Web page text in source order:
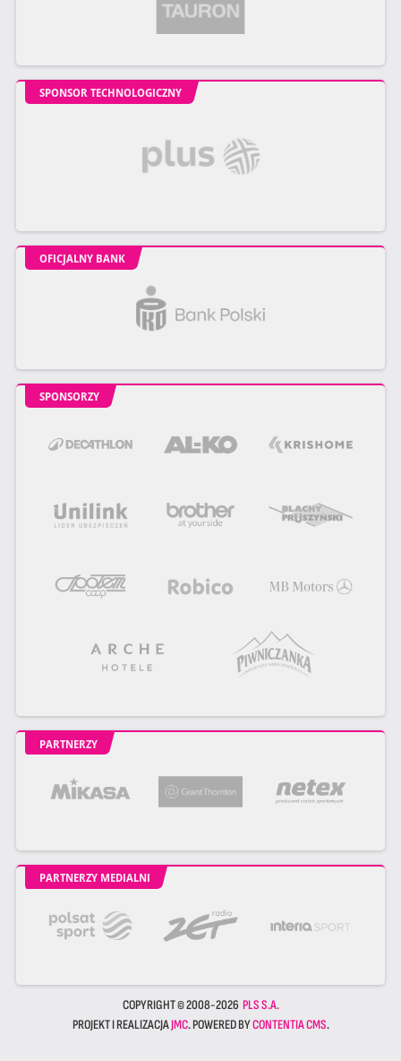
SPONSOR TECHNOLOGICZNY
OFICJALNY BANK
SPONSORZY
PARTNERZY
PARTNERZY MEDIALNI
COPYRIGHT © 2008-2026 PLS S.A.
PROJEKT I REALIZACJAJMC. POWERED BYCONTENTIA CMS.